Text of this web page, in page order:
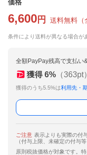
価格
6,600 円 送料無料 （
条件により送料が異なる場合が
全額PayPay残高で支払い
獲得 6% （363pt）
獲得のうち5.5%は利用先・
ご注意 表示よりも実際の付
（付与上限、未確定の付与等
原則税抜価格が対象です。